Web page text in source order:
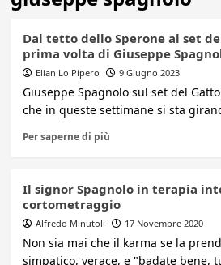
Dal tetto dello Sperone al set
prima volta di Giuseppe
Elian Lo Pipero 9 Giugno 2023
Giuseppe Spagnolo sul set del
che in queste settimane si sta
Per saperne di più
Il signor Spagnolo in terapia
cortometraggio
Alfredo Minutoli 17 Novembre 2020
Non sia mai che il karma se la
simpatico, verace, e "badate bene,